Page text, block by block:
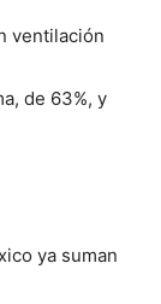
ventilación
de 63%, y
ya suman